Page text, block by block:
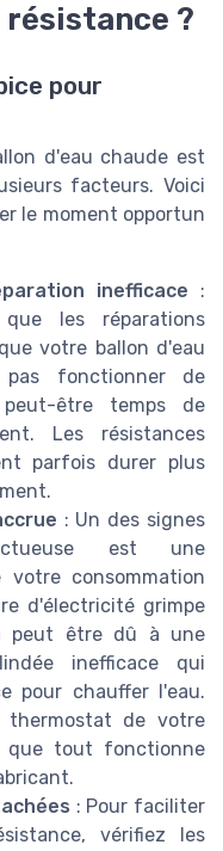
résistance ?
pour
d'eau chaude est
facteurs. Voici
le moment opportun
inefficace :
les réparations
votre ballon d'eau
fonctionner de
être temps de
Les résistances
parfois durer plus
: Un des signes
est une
consommation
d'électricité grimpe
peut être dû à une
inefficace qui
pour chauffer l'eau.
thermostat de votre
que tout fonctionne
: Pour faciliter
vérifiez les